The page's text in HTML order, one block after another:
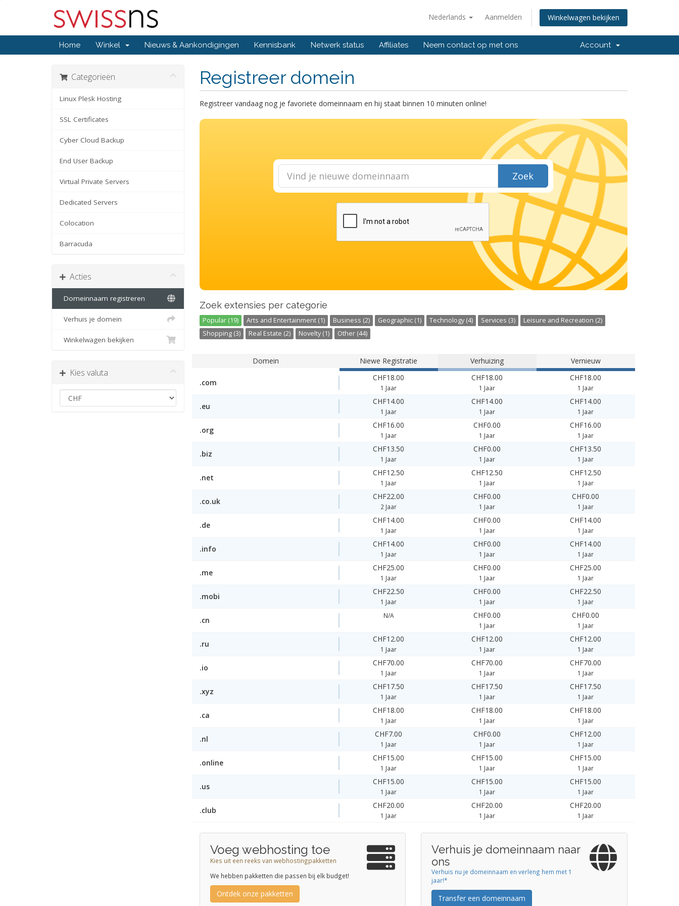
Nederlands Aanmelden Winkelwagen bekijken
Home Winkel Nieuws & Aankondigingen Kennisbank Netwerk status Affiliates Neem contact op met ons Account
Categorieën
Linux Plesk Hosting
SSL Certificates
Cyber Cloud Backup
End User Backup
Virtual Private Servers
Dedicated Servers
Colocation
Barracuda
Acties
Domeinnaam registreren
Verhuis je domein
Winkelwagen bekijken
Kies valuta
Registreer domein
Registreer vandaag nog je favoriete domeinnaam en hij staat binnen 10 minuten online!
Zoek
Zoek extensies per categorie
Popular (19) Arts and Entertainment (1) Business (2) Geographic (1) Technology (4) Services (3)
Leisure and Recreation (2)
Shopping (3)
Real Estate (2) Novelty (1) Other (44)
Domein Niewe Registratie Verhuizing Vernieuw
.com
CHF18.00
1 Jaar
CHF18.00
1 Jaar
CHF18.00
1 Jaar
.eu
CHF14.00
1 Jaar
CHF14.00
1 Jaar
CHF14.00
1 Jaar
.org
CHF16.00
1 Jaar
CHF0.00
1 Jaar
CHF16.00
1 Jaar
.biz
CHF13.50
1 Jaar
CHF0.00
1 Jaar
CHF13.50
1 Jaar
.net
CHF12.50
1 Jaar
CHF12.50
1 Jaar
CHF12.50
1 Jaar
.co.uk
CHF22.00
2 Jaar
CHF0.00
1 Jaar
CHF0.00
1 Jaar
.de
CHF14.00
1 Jaar
CHF0.00
1 Jaar
CHF14.00
1 Jaar
.info
CHF14.00
1 Jaar
CHF0.00
1 Jaar
CHF14.00
1 Jaar
.me
CHF25.00
1 Jaar
CHF0.00
1 Jaar
CHF25.00
1 Jaar
.mobi
CHF22.50
1 Jaar
CHF0.00
1 Jaar
CHF22.50
1 Jaar
.cn N/A CHF0.00
1 Jaar
CHF0.00
1 Jaar
.ru
CHF12.00
1 Jaar
CHF12.00
1 Jaar
CHF12.00
1 Jaar
.io
CHF70.00
1 Jaar
CHF70.00
1 Jaar
CHF70.00
1 Jaar
.xyz
CHF17.50
1 Jaar
CHF17.50
1 Jaar
CHF17.50
1 Jaar
.ca
CHF18.00
1 Jaar
CHF18.00
1 Jaar
CHF18.00
1 Jaar
.nl
CHF7.00
1 Jaar
CHF0.00
1 Jaar
CHF12.00
1 Jaar
.online
CHF15.00
1 Jaar
CHF15.00
1 Jaar
CHF15.00
1 Jaar
.us
CHF15.00
1 Jaar
CHF15.00
1 Jaar
CHF15.00
1 Jaar
.club
CHF20.00
1 Jaar
CHF20.00
1 Jaar
CHF20.00
1 Jaar
Voeg webhosting toe
Kies uit een reeks van webhostingpakketten
We hebben pakketten die passen bij elk budget!
Ontdek onze pakketten
Verhuis je domeinnaam naar
ons
Verhuis nu je domeinnaam en verleng hem met 1
jaar!*
Transfer een domeinnaam